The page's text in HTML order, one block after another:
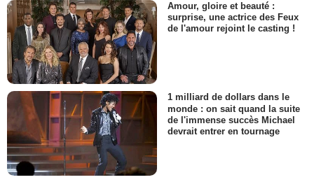
Amour, gloire et beauté :
surprise, une actrice des Feux
de l'amour rejoint le casting !
1 milliard de dollars dans le
monde : on sait quand la suite
de l'immense succès Michael
devrait entrer en tournage